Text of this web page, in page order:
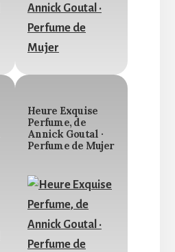
Heure Exquise
Perfume, de
Annick Goutal ·
Perfume de Mujer